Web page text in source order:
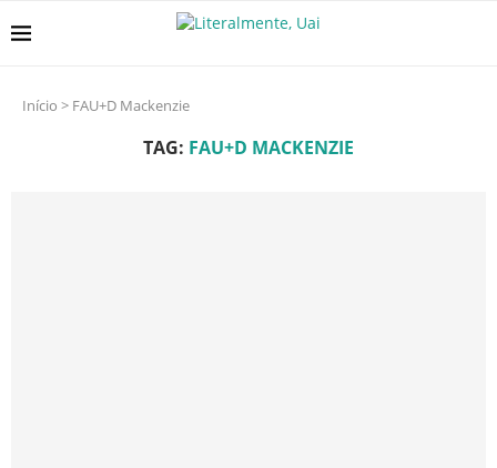
Início > FAU+D Mackenzie
TAG: FAU+D MACKENZIE